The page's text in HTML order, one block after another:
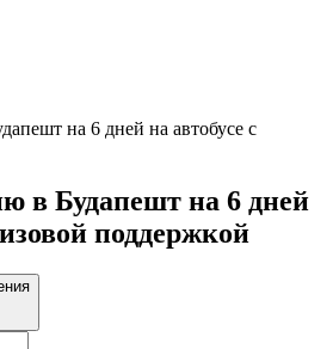
в Будапешт на 6 дней
поддержкой